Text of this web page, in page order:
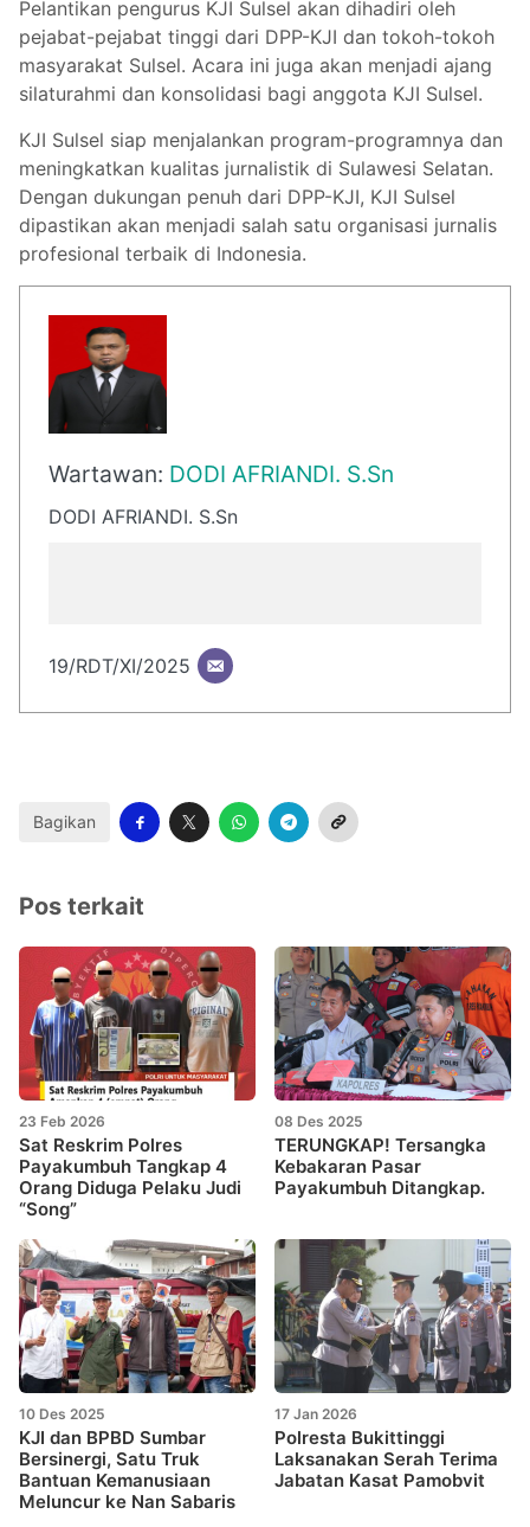
Pelantikan pengurus KJI Sulsel akan dihadiri oleh
pejabat-pejabat tinggi dari DPP-KJI dan tokoh-tokoh
masyarakat Sulsel. Acara ini juga akan menjadi ajang
silaturahmi dan konsolidasi bagi anggota KJI Sulsel.
KJI Sulsel siap menjalankan program-programnya dan
meningkatkan kualitas jurnalistik di Sulawesi Selatan.
Dengan dukungan penuh dari DPP-KJI, KJI Sulsel
dipastikan akan menjadi salah satu organisasi jurnalis
profesional terbaik di Indonesia.
Wartawan: DODI AFRIANDI. S.Sn
DODI AFRIANDI. S.Sn
19/RDT/XI/2025
Bagikan
Pos terkait
23 Feb 2026
Sat Reskrim Polres
Payakumbuh Tangkap 4
Orang Diduga Pelaku Judi
“Song”
08 Des 2025
TERUNGKAP! Tersangka
Kebakaran Pasar
Payakumbuh Ditangkap.
10 Des 2025
KJI dan BPBD Sumbar
Bersinergi, Satu Truk
Bantuan Kemanusiaan
Meluncur ke Nan Sabaris
17 Jan 2026
Polresta Bukittinggi
Laksanakan Serah Terima
Jabatan Kasat Pamobvit